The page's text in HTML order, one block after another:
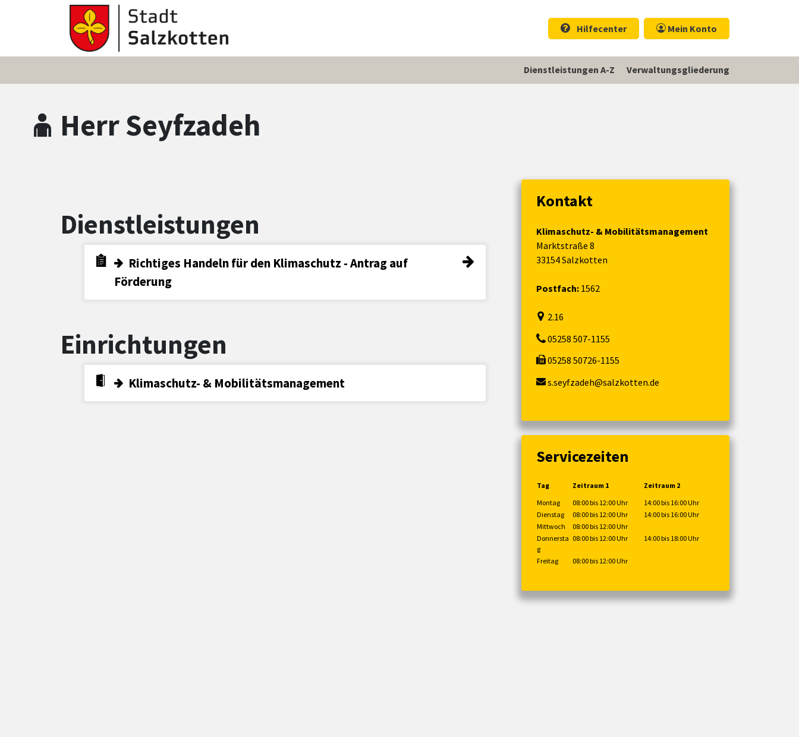
Zum Header
Zum Hauptinhalt
Zum Footer
Zum Hauptinhalt springen
Hilfecenter
Mein Konto
Dienstleistungen A-Z Verwaltungsgliederung
Herr Seyfzadeh
Dienstleistungen
Richtiges Handeln für den Klimaschutz - Antrag auf
Förderung
Einrichtungen
Klimaschutz- & Mobilitätsmanagement
Kontakt
Klimaschutz- & Mobilitätsmanagement
Marktstraße 8
33154 Salzkotten
Postfach: 1562
2.16
05258 507-1155
05258 50726-1155
s.seyfzadeh@salzkotten.de
Servicezeiten
Tag Zeitraum 1
Zeitraum 2
Montag
08:00 bis 12:00 Uhr
14:00 bis 16:00 Uhr
Dienstag
08:00 bis 12:00 Uhr
14:00 bis 16:00 Uhr
Mittwoch
08:00 bis 12:00 Uhr
Donnersta
g
08:00 bis 12:00 Uhr 14:00 bis 18:00 Uhr
Freitag 08:00 bis 12:00 Uhr